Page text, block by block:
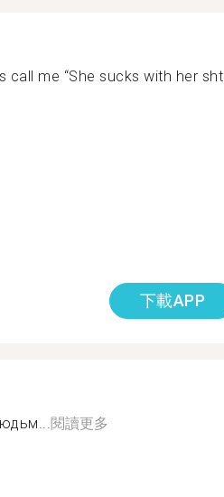
call me “She sucks with her sht
下載APP
閱讀更多